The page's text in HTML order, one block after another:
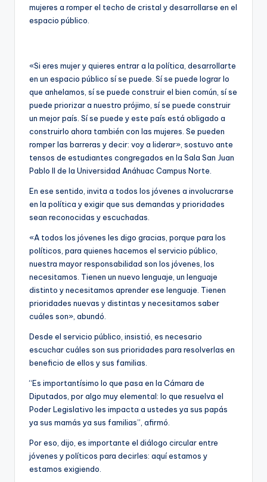
mujeres a romper el techo de cristal y desarrollarse en el
espacio público.
«Si eres mujer y quieres entrar a la política, desarrollarte
en un espacio público sí se puede. Sí se puede lograr lo
que anhelamos, sí se puede construir el bien común, sí se
puede priorizar a nuestro prójimo, sí se puede construir
un mejor país. Sí se puede y este país está obligado a
construirlo ahora también con las mujeres. Se pueden
romper las barreras y decir: voy a liderar», sostuvo ante
tensos de estudiantes congregados en la Sala San Juan
Pablo II de la Universidad Anáhuac Campus Norte.
En ese sentido, invita a todos los jóvenes a involucrarse
en la política y exigir que sus demandas y prioridades
sean reconocidas y escuchadas.
«A todos los jóvenes les digo gracias, porque para los
políticos, para quienes hacemos el servicio público,
nuestra mayor responsabilidad son los jóvenes, los
necesitamos. Tienen un nuevo lenguaje, un lenguaje
distinto y necesitamos aprender ese lenguaje. Tienen
prioridades nuevas у distintas y necesitamos saber
cuáles son», abundó.
Desde el servicio público, insistió, es necesario
escuchar cuáles son sus prioridades para resolverlas en
beneficio de ellos y sus familias.
“Es importantísimo lo que pasa en la Cámara de
Diputados, por algo muy elemental: lo que resuelva el
Poder Legislativo les impacta a ustedes ya sus papás
ya sus mamás ya sus familias”, afirmó.
Por eso, dijo, es importante el diálogo circular entre
jóvenes y políticos para decirles: aquí estamos y
estamos exigiendo.